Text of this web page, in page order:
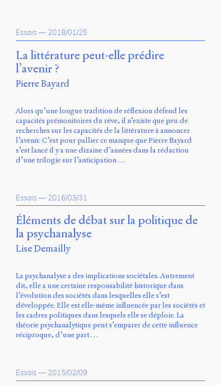
Essais — 2018/01/25
La littérature peut-elle prédire
l’avenir ?
Pierre Bayard
Alors qu’une longue tradition de réflexion défend les
capacités prémonitoires du rêve, il n’existe que peu de
recherches sur les capacités de la littérature à annoncer
l’avenir. C’est pour pallier ce manque que Pierre Bayard
s’est lancé il y a une dizaine d’années dans la rédaction
d’une trilogie sur l’anticipation …
Essais — 2016/03/31
Éléments de débat sur la politique de
la psychanalyse
Lise Demailly
La psychanalyse a des implications sociétales. Autrement
dit, elle a une certaine responsabilité historique dans
l’évolution des sociétés dans lesquelles elle s’est
développée. Elle est elle-même influencée par les sociétés et
les cadres politiques dans lesquels elle se déploie. La
théorie psychanalytique peut s’emparer de cette influence
réciproque, d’une part …
Essais — 2015/02/09